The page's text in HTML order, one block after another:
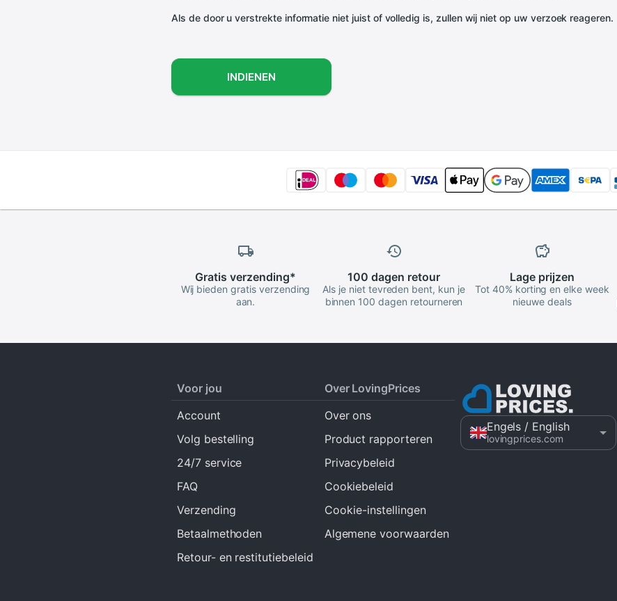
Als de door u verstrekte informatie niet juist of volledig is, zullen wij niet op uw verzoek reageren.
INDIENEN
Gratis verzending*
Wij bieden gratis verzending
aan.
100 dagen retour
Als je niet tevreden bent, kun je
binnen 100 dagen retourneren
Lage prijzen
Tot 40% korting en elke week
nieuwe deals
Voor jou
Account
Volg bestelling
24/7 service
FAQ
Verzending
Betaalmethoden
Retour- en restitutiebeleid
Over LovingPrices
Over ons
Product rapporteren
Privacybeleid
Cookiebeleid
Cookie-instellingen
Algemene voorwaarden
Engels / English
lovingprices.com